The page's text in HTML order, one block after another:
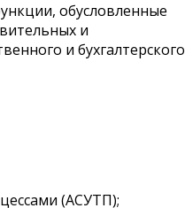
обусловленные
и
и бухгалтерского
(АСУТП);